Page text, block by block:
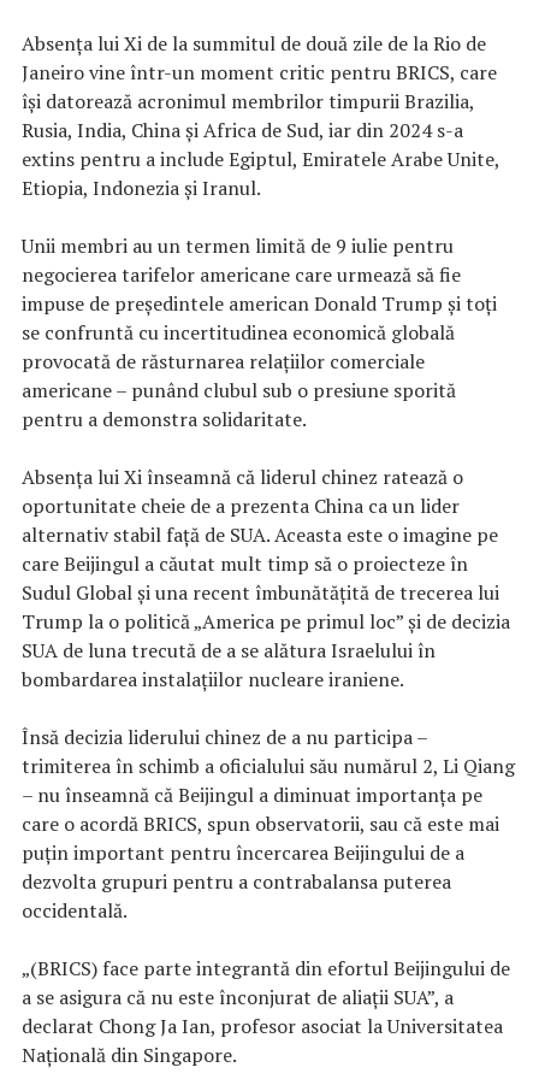
Absența lui Xi de la summitul de două zile de la Rio de
Janeiro vine într-un moment critic pentru BRICS, care
își datorează acronimul membrilor timpurii Brazilia,
Rusia, India, China și Africa de Sud, iar din 2024 s-a
extins pentru a include Egiptul, Emiratele Arabe Unite,
Etiopia, Indonezia și Iranul.
Unii membri au un termen limită de 9 iulie pentru
negocierea tarifelor americane care urmează să fie
impuse de președintele american Donald Trump și toți
se confruntă cu incertitudinea economică globală
provocată de răsturnarea relațiilor comerciale
americane – punând clubul sub o presiune sporită
pentru a demonstra solidaritate.
Absența lui Xi înseamnă că liderul chinez ratează o
oportunitate cheie de a prezenta China ca un lider
alternativ stabil față de SUA. Aceasta este o imagine pe
care Beijingul a căutat mult timp să o proiecteze în
Sudul Global și una recent îmbunătățită de trecerea lui
Trump la o politică „America pe primul loc” și de decizia
SUA de luna trecută de a se alătura Israelului în
bombardarea instalațiilor nucleare iraniene.
Însă decizia liderului chinez de a nu participa –
trimiterea în schimb a oficialului său numărul 2, Li Qiang
– nu înseamnă că Beijingul a diminuat importanța pe
care o acordă BRICS, spun observatorii, sau că este mai
puțin important pentru încercarea Beijingului de a
dezvolta grupuri pentru a contrabalansa puterea
occidentală.
„(BRICS) face parte integrantă din efortul Beijingului de
a se asigura că nu este înconjurat de aliații SUA”, a
declarat Chong Ja Ian, profesor asociat la Universitatea
Națională din Singapore.